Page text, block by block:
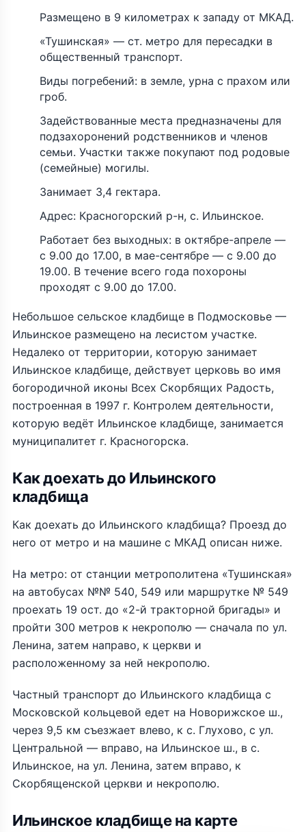
Размещено в 9 километрах к западу от МКАД.
«Тушинская» — ст. метро для пересадки в
общественный транспорт.
Виды погребений: в земле, урна с прахом или
гроб.
Задействованные места предназначены для
подзахоронений родственников и членов
семьи. Участки также покупают под родовые
(семейные) могилы.
Занимает 3,4 гектара.
Адрес: Красногорский р-н, с. Ильинское.
Работает без выходных: в октябре-апреле —
с 9.00 до 17.00, в мае-сентябре — с 9.00 до
19.00. В течение всего года похороны
проходят с 9.00 до 17.00.
Небольшое сельское кладбище в Подмосковье —
Ильинское размещено на лесистом участке.
Недалеко от территории, которую занимает
Ильинское кладбище, действует церковь во имя
богородичной иконы Всех Скорбящих Радость,
построенная в 1997 г. Контролем деятельности,
которую ведёт Ильинское кладбище, занимается
муниципалитет г. Красногорска.
Как доехать до Ильинского
кладбища
Как доехать до Ильинского кладбища? Проезд до
него от метро и на машине с МКАД описан ниже.
На метро: от станции метрополитена «Тушинская»
на автобусах №№ 540, 549 или маршрутке № 549
проехать 19 ост. до «2-й тракторной бригады» и
пройти 300 метров к некрополю — сначала по ул.
Ленина, затем направо, к церкви и
расположенному за ней некрополю.
Частный транспорт до Ильинского кладбища с
Московской кольцевой едет на Новорижское ш.,
через 9,5 км съезжает влево, к с. Глухово, с ул.
Центральной — вправо, на Ильинское ш., в с.
Ильинское, на ул. Ленина, затем вправо, к
Скорбященской церкви и некрополю.
Ильинское кладбище на карте